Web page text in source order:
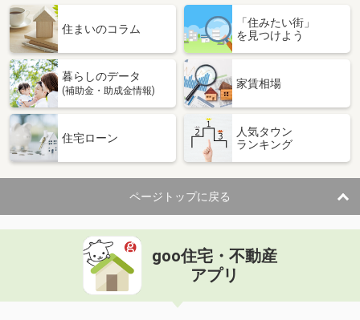
住まいのコラム
「住みたい街」
を見つけよう
暮らしのデータ
(補助金・助成金情報)
家賃相場
住宅ローン
人気タウン
ランキング
ページトップに戻る
goo住宅・不動産
アプリ